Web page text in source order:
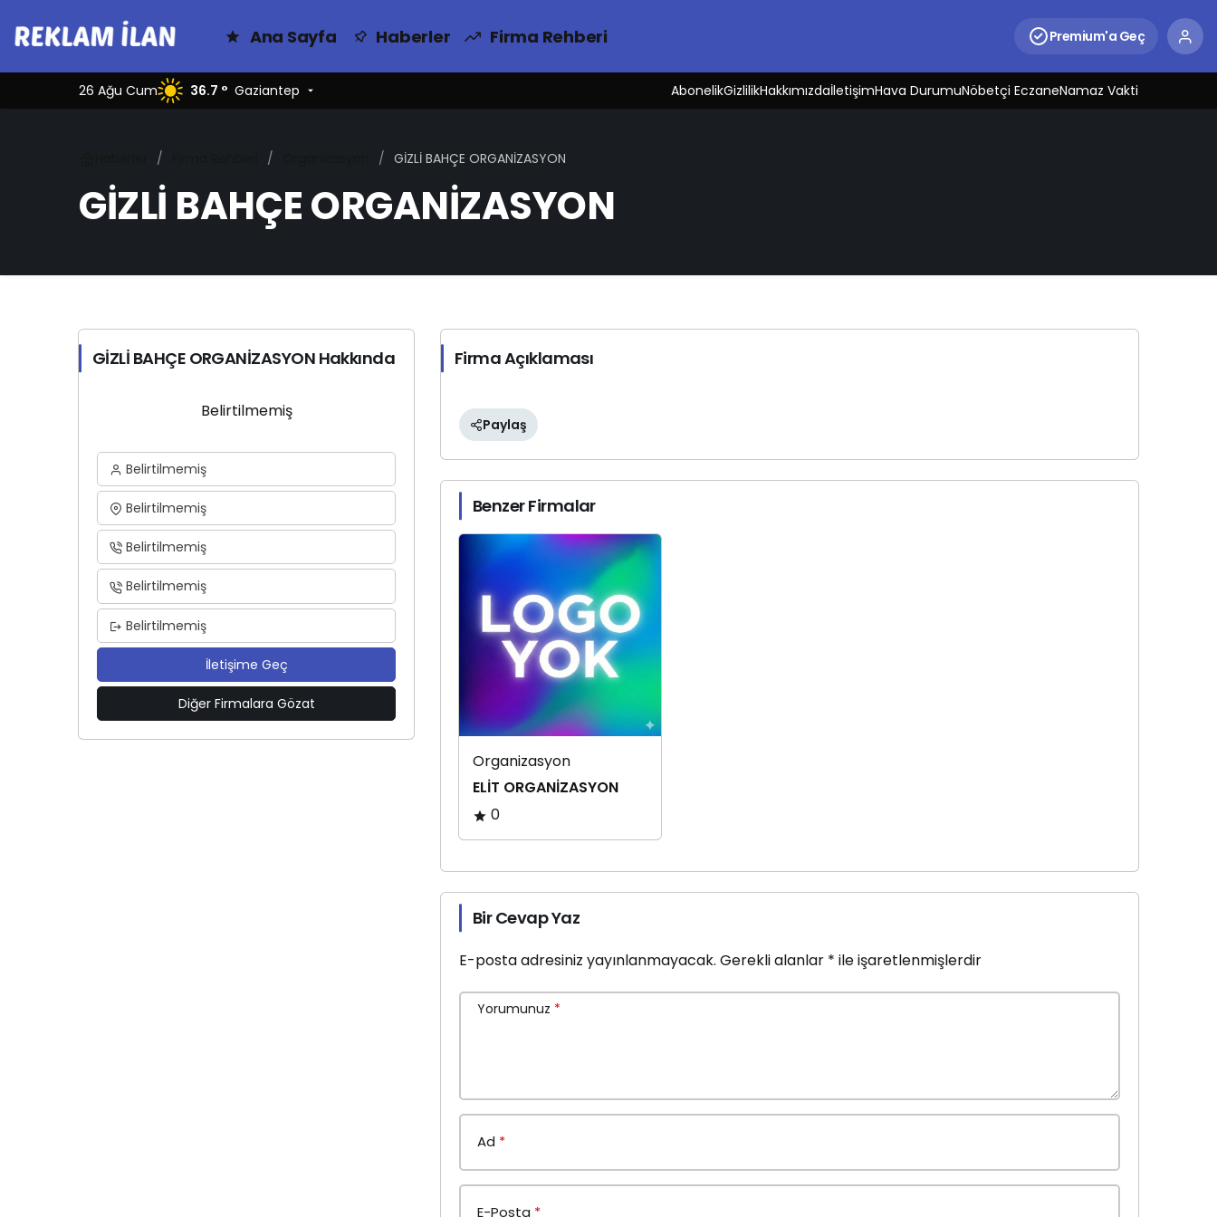
Ana Sayfa Haberler Firma Rehberi Premium'a Geç
26 Ağu Cum 36.7 ° Gaziantep AbonelikGizlilikHakkımızdaİletişimHava DurumuNöbetçi EczaneNamaz Vakti
GİZLİ BAHÇE ORGANİZASYON
GİZLİ BAHÇE ORGANİZASYON
GİZLİ BAHÇE ORGANİZASYON Hakkında
Belirtilmemiş
Belirtilmemiş
Belirtilmemiş
Belirtilmemiş
Belirtilmemiş
Belirtilmemiş
İletişime Geç
Diğer Firmalara Gözat
Firma Açıklaması
Paylaş
Benzer Firmalar
Organizasyon
ELİT ORGANİZASYON
0
Bir Cevap Yaz
E-posta adresiniz yayınlanmayacak. Gerekli alanlar * ile işaretlenmişlerdir
Yorumunuz *
Ad *
E-Posta *